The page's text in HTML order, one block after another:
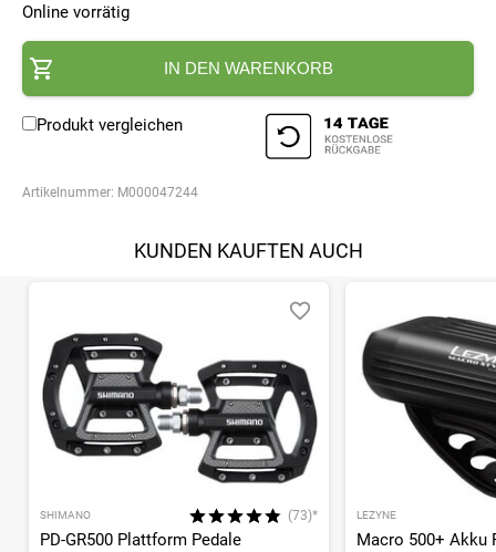
Online vorrätig
IN DEN WARENKORB
Produkt vergleichen
Artikelnummer: M000047244
KUNDEN KAUFTEN AUCH
SHIMANO (73)*
PD-GR500 Plattform Pedale
LEZYNE
Macro 500+ Akku